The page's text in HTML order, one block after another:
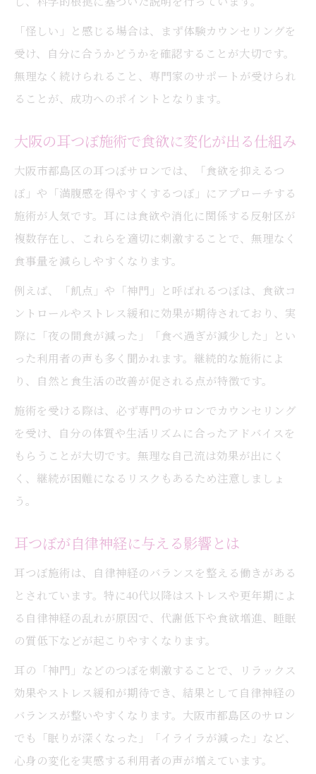
「怪しい」と感じる場合は、まず体験カウンセリングを
受け、自分に合うかどうかを確認することが大切です。
無理なく続けられること、専門家のサポートが受けられ
ることが、成功へのポイントとなります。
大阪の耳つぼ施術で食欲に変化が出る仕組み
大阪市都島区の耳つぼサロンでは、「食欲を抑えるつ
ぼ」や「満腹感を得やすくするつぼ」にアプローチする
施術が人気です。耳には食欲や消化に関係する反射区が
複数存在し、これらを適切に刺激することで、無理なく
食事量を減らしやすくなります。
例えば、「飢点」や「神門」と呼ばれるつぼは、食欲コ
ントロールやストレス緩和に効果が期待されており、実
際に「夜の間食が減った」「食べ過ぎが減少した」とい
った利用者の声も多く聞かれます。継続的な施術によ
り、自然と食生活の改善が促される点が特徴です。
施術を受ける際は、必ず専門のサロンでカウンセリング
を受け、自分の体質や生活リズムに合ったアドバイスを
もらうことが大切です。無理な自己流は効果が出にく
く、継続が困難になるリスクもあるため注意しましょ
う。
耳つぼが自律神経に与える影響とは
耳つぼ施術は、自律神経のバランスを整える働きがある
とされています。特に40代以降はストレスや更年期によ
る自律神経の乱れが原因で、代謝低下や食欲増進、睡眠
の質低下などが起こりやすくなります。
耳の「神門」などのつぼを刺激することで、リラックス
効果やストレス緩和が期待でき、結果として自律神経の
バランスが整いやすくなります。大阪市都島区のサロン
でも「眠りが深くなった」「イライラが減った」など、
心身の変化を実感する利用者の声が増えています。